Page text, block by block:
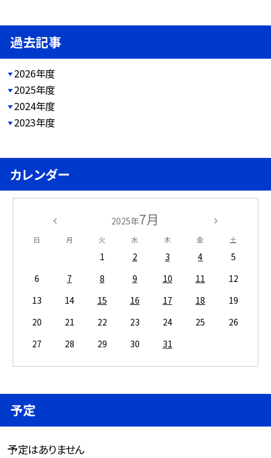
過去記事
2026年度
2025年度
2024年度
2023年度
カレンダー
2025年7月
日 月 火 水 木 金 土
1 2 3 4
5
6
7 8 9 10 11
12
13
14 15 16 17 18
19
20
21 22 23 24 25
26
27
28 29 30 31
予定
予定はありません